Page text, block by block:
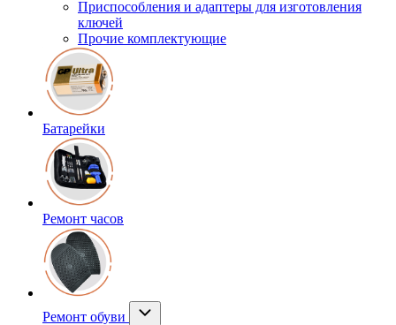
Приспособления и адаптеры для изготовления
ключей
Прочие комплектующие
Батарейки
Ремонт часов
Ремонт обуви